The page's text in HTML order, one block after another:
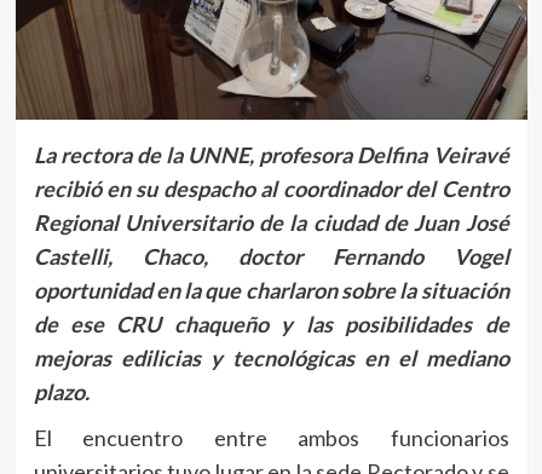
La rectora de la UNNE, profesora Delfina Veiravé
recibió en su despacho al coordinador del Centro
Regional Universitario de la ciudad de Juan José
Castelli, Chaco, doctor Fernando Vogel
oportunidad en la que charlaron sobre la situación
de ese CRU chaqueño y las posibilidades de
mejoras edilicias y tecnológicas en el mediano
plazo.
El encuentro entre ambos funcionarios